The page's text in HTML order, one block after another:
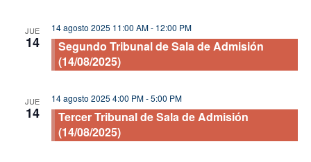
JUE
14
14 agosto 2025 11:00 AM- 12:00 PM
Segundo Tribunal de Sala de Admisión
(14/08/2025)
JUE
14
14 agosto 2025 4:00 PM-5:00 PM
Tercer Tribunal de Sala de Admisión
(14/08/2025)